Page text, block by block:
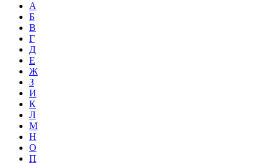
А
Б
В
Г
Д
Е
Ж
З
И
К
Л
М
Н
О
П